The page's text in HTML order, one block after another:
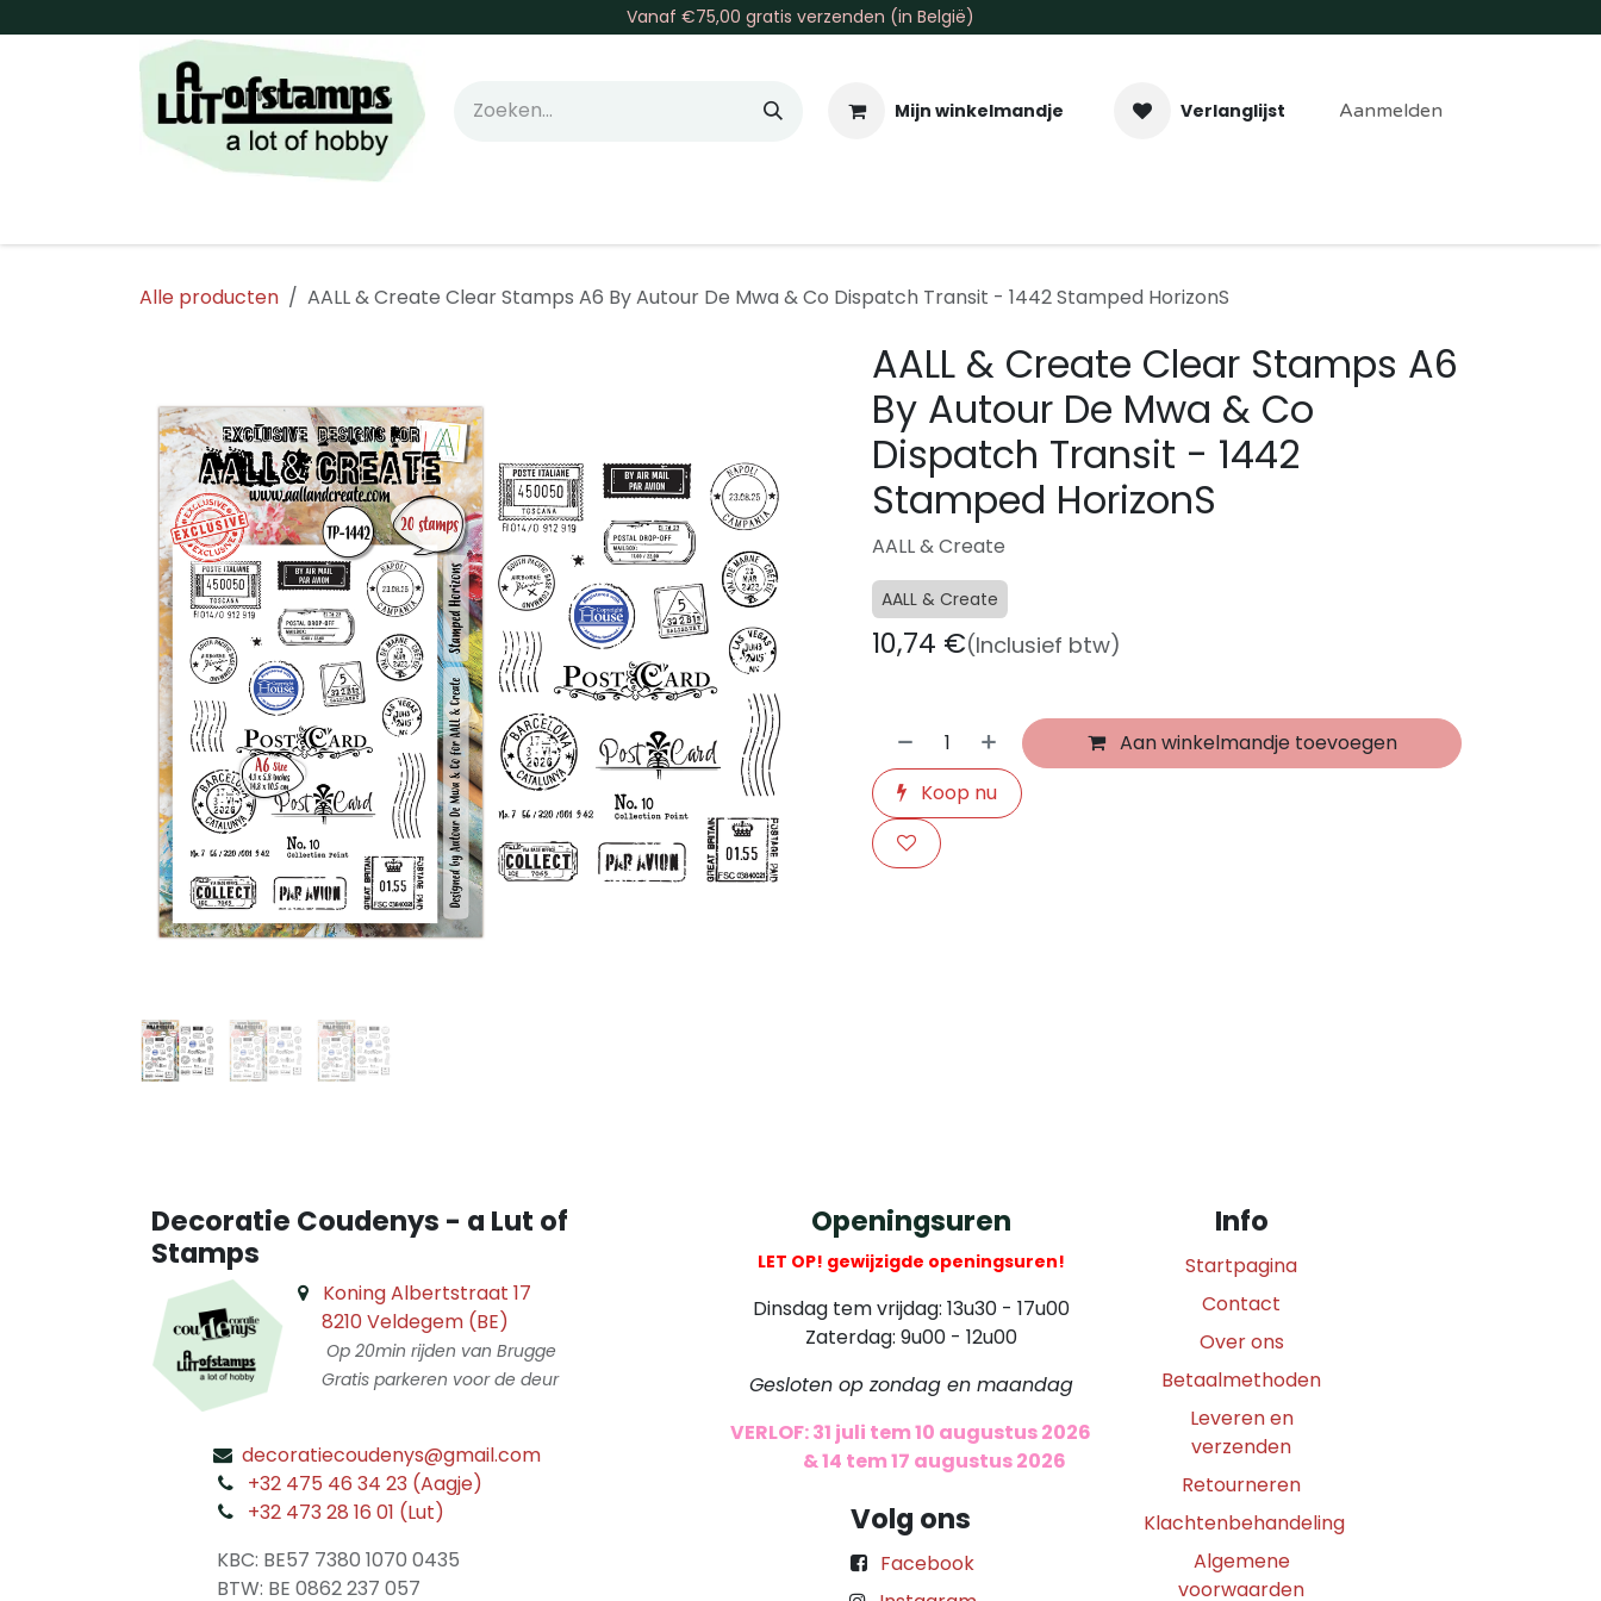
Vanaf €75,00 gratis verzenden (in België)
Mijn winkelmandje Verlanglijst Aanmelden
Alle producten AALL & Create Clear Stamps A6 By Autour De Mwa & Co Dispatch Transit - 1442 Stamped HorizonS
AALL & Create Clear Stamps A6
By Autour De Mwa & Co
Dispatch Transit - 1442
Stamped HorizonS
AALL & Create
AALL & Create
10,74 €(Inclusief btw)
Aan winkelmandje toevoegen
Koop nu
Decoratie Coudenys - a Lut of
Stamps
Koning Albertstraat 17
8210 Veldegem (BE)
Op 20min rijden van Brugge
Gratis parkeren voor de deur
decoratiecoudenys@gmail.com
+32 475 46 34 23 (Aagje)
+32 473 28 16 01 (Lut)
KBC: BE57 7380 1070 0435
​ BTW: BE 0862 237 057
Openingsuren
LET OP! gewijzigde openingsuren!
Dinsdag tem vrijdag: 13u30 - 17u00
Zaterdag: 9u00 - 12u00
Gesloten op zondag en maandag
VERLOF: 31 juli tem 10 augustus 2026
& 14 tem 17 augustus 2026
Info
Startpagina
Contact
Over ons
Betaalmethoden
Leveren en
verzenden
Retourneren
Klachtenbehandeling
Algemene
voorwaarden
Volg ons
Facebook